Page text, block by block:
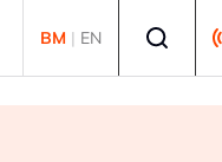
BM | EN